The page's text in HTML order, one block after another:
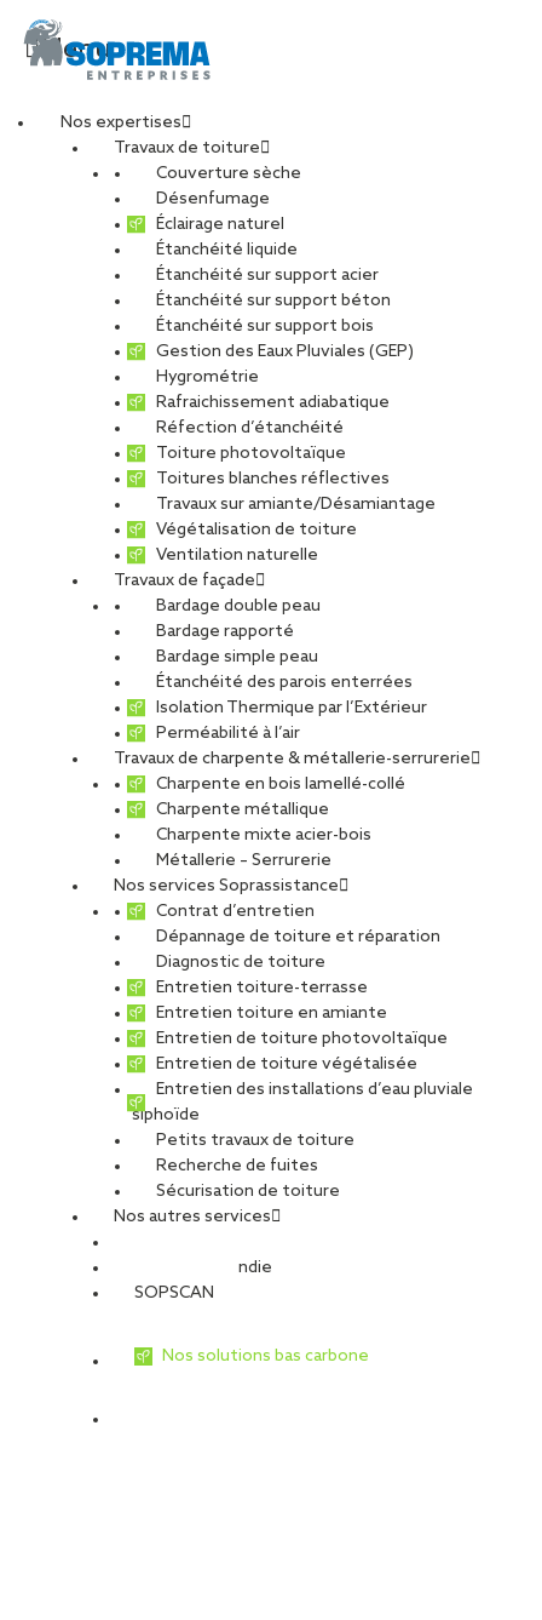
Menu
Nos expertises
Travaux de toiture
Couverture sèche
Désenfumage
Éclairage naturel
Étanchéité liquide
Étanchéité sur support acier
Étanchéité sur support béton
Étanchéité sur support bois
Gestion des Eaux Pluviales (GEP)
Hygrométrie
Rafraichissement adiabatique
Réfection d’étanchéité
Toiture photovoltaïque
Toitures blanches réflectives
Travaux sur amiante/Désamiantage
Végétalisation de toiture
Ventilation naturelle
Travaux de façade
Bardage double peau
Bardage rapporté
Bardage simple peau
Étanchéité des parois enterrées
Isolation Thermique par l’Extérieur
Perméabilité à l’air
Travaux de charpente & métallerie-serrurerie
Charpente en bois lamellé-collé
Charpente métallique
Charpente mixte acier-bois
Métallerie – Serrurerie
Nos services Soprassistance
Contrat d’entretien
Dépannage de toiture et réparation
Diagnostic de toiture
Entretien toiture-terrasse
Entretien toiture en amiante
Entretien de toiture photovoltaïque
Entretien de toiture végétalisée
Entretien des installations d’eau pluviale
siphoïde
Petits travaux de toiture
Recherche de fuites
Sécurisation de toiture
Nos autres services
Sécurité Incendie
SOPSCAN
Nos solutions bas carbone
Sasha GERARD – SOE
Strasbourg v2
PARTAGER
04 février 2025